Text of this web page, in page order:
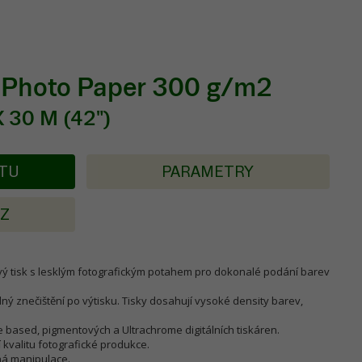
Paper 300 g/m2
30 M (42")
PARAMETRY
tisk s lesklým fotografickým potahem pro dokonalé podání barev
znečištění po výtisku. Tisky dosahují vysoké density barev,
based, pigmentových a Ultrachrome digitálních tiskáren.
kvalitu fotografické produkce.
manipulace.